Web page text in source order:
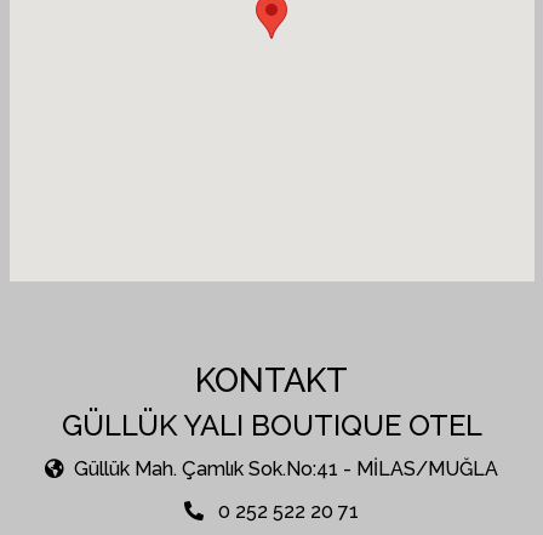
KONTAKT
GÜLLÜK YALI BOUTIQUE OTEL
Güllük Mah. Çamlık Sok.No:41 - MİLAS/MUĞLA
0 252 522 20 71